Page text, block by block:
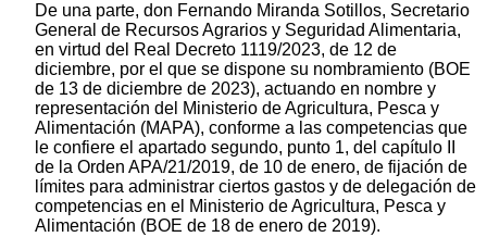
De una parte, don Fernando Miranda Sotillos, Secretario
General de Recursos Agrarios y Seguridad Alimentaria,
en virtud del Real Decreto 1119/2023, de 12 de
diciembre, por el que se dispone su nombramiento (BOE
de 13 de diciembre de 2023), actuando en nombre y
representación del Ministerio de Agricultura, Pesca y
Alimentación (MAPA), conforme a las competencias que
le confiere el apartado segundo, punto 1, del capítulo II
de la Orden APA/21/2019, de 10 de enero, de fijación de
límites para administrar ciertos gastos y de delegación de
competencias en el Ministerio de Agricultura, Pesca y
Alimentación (BOE de 18 de enero de 2019).